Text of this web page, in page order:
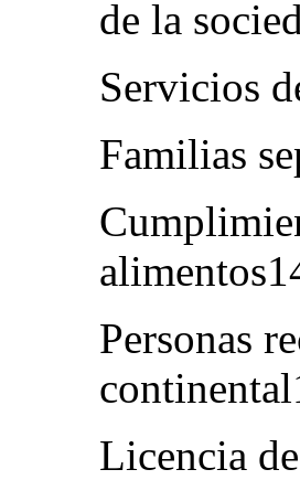
de la
Servicios
Familias
Personas
Licencia